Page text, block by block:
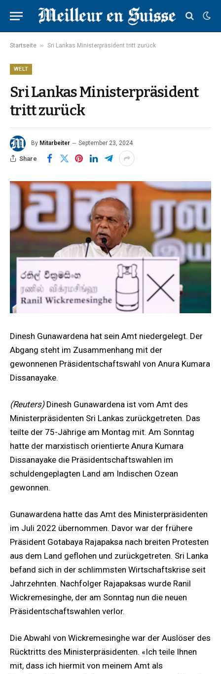
Startseite » Sri Lankas Ministerpräsident tritt zurück
WELT
Sri Lankas Ministerpräsident
tritt zurück
By Mitarbeiter September 23, 2024
Share
Dinesh Gunawardena hat sein Amt niedergelegt. Der
Abgang steht im Zusammenhang mit der
gewonnenen Präsidentschaftswahl von Anura Kumara
Dissanayake.
(Reuters)Dinesh Gunawardena ist vom Amt des
Ministerpräsidenten Sri Lankas zurückgetreten. Das
teilte der 75-Jährige am Montag mit. Am Sonntag
hatte der marxistisch orientierte Anura Kumara
Dissanayake die Präsidentschaftswahlen im
schuldengeplagten Land am Indischen Ozean
gewonnen.
Gunawardena hatte das Amt des Ministerpräsidenten
im Juli 2022 übernommen. Davor war der frühere
Präsident Gotabaya Rajapaksa nach breiten Protesten
aus dem Land geflohen und zurückgetreten. Sri Lanka
befand sich in der schlimmsten Wirtschaftskrise seit
Jahrzehnten. Nachfolger Rajapaksas wurde Ranil
Wickremesinghe, der am Sonntag nun die neuen
Präsidentschaftswahlen verlor.
Die Abwahl von Wickremesinghe war der Auslöser des
Rücktritts des Ministerpräsidenten. «Ich teile Ihnen
mit, dass ich hiermit von meinem Amt als